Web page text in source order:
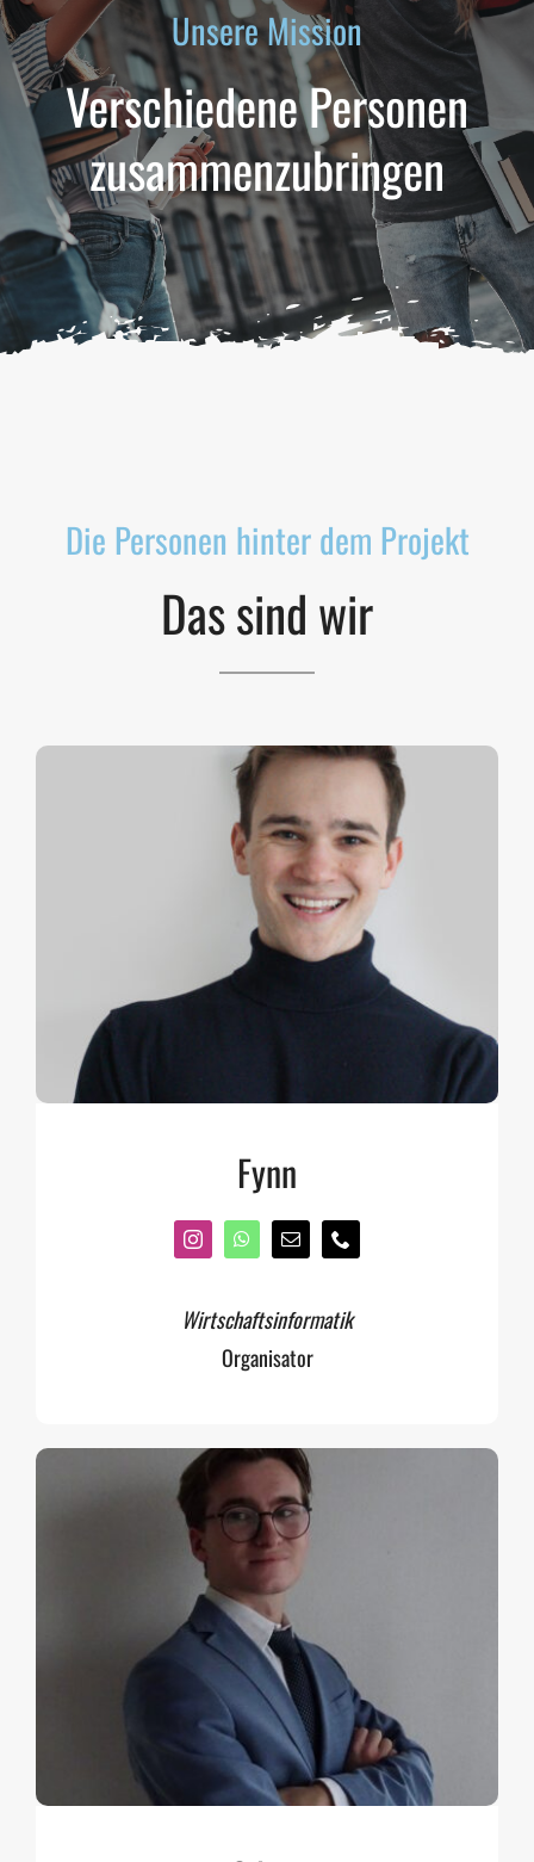
Unsere Mission
Verschiedene Personen
zusammenzubringen
Die Personen hinter dem Projekt
Das sind wir
Fynn
Wirtschaftsinformatik
Organisator